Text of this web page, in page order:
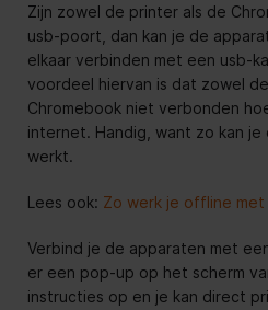
Zijn zowel de printer als de
usb-poort, dan kan je de
elkaar verbinden met een usb-
voordeel hiervan is dat zowel
Chromebook niet verbonden
internet. Handig, want zo kan
werkt.
Lees ook: Zo werk je offline
Verbind je de apparaten met
er een pop-up op het scherm
instructies op en je kan direct